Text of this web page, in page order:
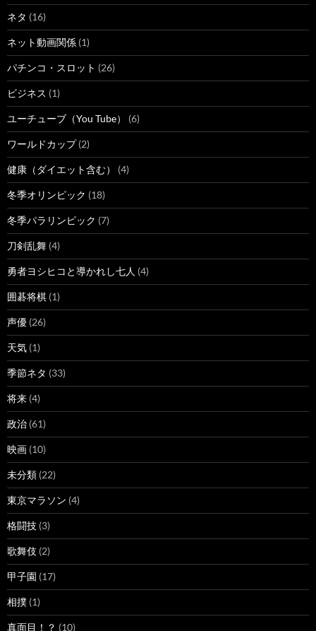
ネタ (16)
ネット動画関係 (1)
パチンコ・スロット (26)
ビジネス (1)
ユーチューブ（You Tube） (6)
ワールドカップ(2)
健康（ダイエット含む） (4)
冬季オリンピック (18)
冬季パラリンピック (7)
刀剣乱舞 (4)
勇者ヨシヒコと導かれし七人 (4)
囲碁将棋 (1)
声優 (26)
天気 (1)
季節ネタ (33)
将来 (4)
政治 (61)
映画 (10)
未分類 (22)
東京マラソン (4)
格闘技 (3)
歌舞伎 (2)
甲子園 (17)
相撲 (1)
真面目！？ (10)